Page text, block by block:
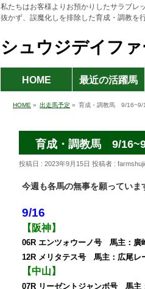
私たちはお客様よりお預かりしたサラブレ
抜かず、誤魔化しを排除した育成・調教を
シュウジデイファ
HOME 最近の活躍馬
HOME » 出走馬予定 » 育成・調教馬 9/
育成・調教馬 9/
投稿日 : 2023年9月15日 投稿者 :
今週も各馬の無事を願っていま
9/16
【阪神】
06R エンツォウーノ号 馬主：
12R メリタテス号 馬主：広尾
【中山】
07R リーゼントジャンボ号 馬